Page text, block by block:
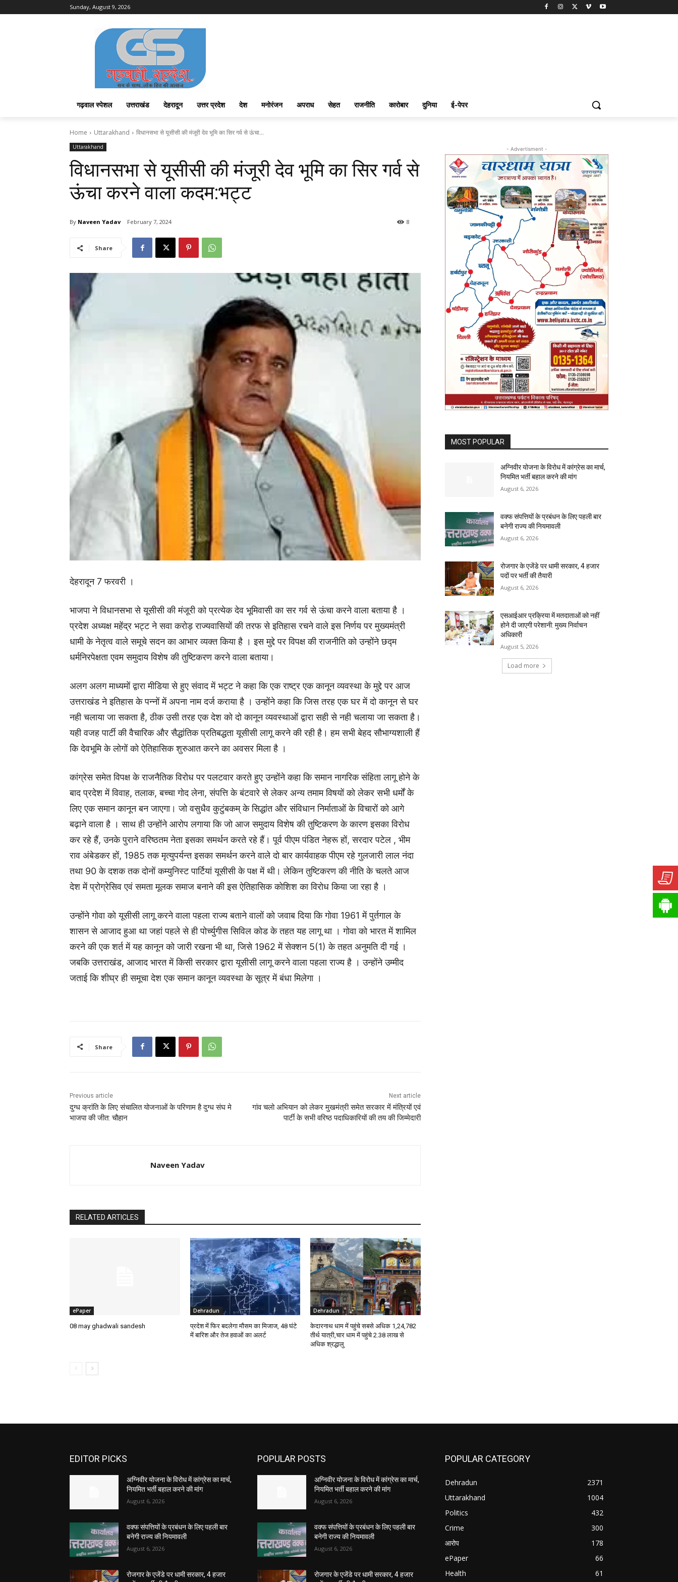
Sunday, August 9, 2026
गढ़वाल स्पेशल उत्तराखंड देहरादून उत्तर प्रदेश देश मनोरंजन अपराध सेहत राजनीति कारोबार दुनिया ई-पेपर
Home Uttarakhand विधानसभा से यूसीसी की मंजूरी देव भूमि का सिर गर्व से ऊंचा...
Uttarakhand
विधानसभा से यूसीसी की मंजूरी देव भूमि का सिर गर्व से
ऊंचा करने वाला कदम:भट्ट
By Naveen Yadav February 7, 2024 8
Share
देहरादून 7 फरवरी ।
भाजपा ने विधानसभा से यूसीसी की मंजूरी को प्रत्येक देव भूमिवासी का सर गर्व से ऊंचा करने वाला बताया है ।
प्रदेश अध्यक्ष महेंद्र भट्ट ने सवा करोड़ राज्यवासियों की तरफ से इतिहास रचने वाले इस निर्णय पर मुख्यमंत्री
धामी के नेतृत्व वाले समूचे सदन का आभार व्यक्त किया है । इस मुद्दे पर विपक्ष की राजनीति को उन्होंने छद्म
धर्मनिरपेक्षता एवम समुदाय विशेष की तुष्टिकरण करने वाला बताया।
अलग अलग माध्यमों द्वारा मीडिया से हुए संवाद में भट्ट ने कहा कि एक राष्ट्र एक कानून व्यवस्था के मुद्दे पर आज
उत्तराखंड ने इतिहास के पन्नों में अपना नाम दर्ज कराया है । उन्होंने कहा कि जिस तरह एक घर में दो कानून से घर
नही चलाया जा सकता है, ठीक उसी तरह एक देश को दो कानून व्यवस्थाओं द्वारा सही से नही चलाया जा सकता है।
यही वजह पार्टी की वैचारिक और सैद्धांतिक प्रतिबद्धता यूसीसी लागू करने की रही है। हम सभी बेहद सौभाग्यशाली हैं
कि देवभूमि के लोगों को ऐतिहासिक शुरुआत करने का अवसर मिला है ।
कांग्रेस समेत विपक्ष के राजनैतिक विरोध पर पलटवार करते हुए उन्होंने कहा कि समान नागरिक संहिता लागू होने के
बाद प्रदेश में विवाह, तलाक, बच्चा गोद लेना, संपत्ति के बंटवारे से लेकर अन्‍य तमाम विषयों को लेकर सभी धर्मों के
लिए एक समान कानून बन जाएगा। जो वसुधैव कुटुंबकम् के सिद्धांत और संविधान निर्माताओं के विचारों को आगे
बढ़ाने वाला है । साथ ही उन्होंने आरोप लगाया कि जो आज समुदाय विशेष की तुष्टिकरण के कारण इसका विरोध
कर रहे हैं, उनके पुराने वरिष्ठतम नेता इसका समर्थन करते रहे हैं। पूर्व पीएम पंडित नेहरू हों, सरदार पटेल , भीम
राव अंबेडकर हों, 1985 तक मृत्युपर्यन्त इसका समर्थन करने वाले दो बार कार्यवाहक पीएम रहे गुलजारी लाल नंदा
तथा 90 के दशक तक दोनों कम्युनिस्ट पार्टियां यूसीसी के पक्ष में थी। लेकिन तुष्टिकरण की नीति के चलते आज
देश में प्रोग्रेसिव एवं समता मूलक समाज बनाने की इस ऐतिहासिक कोशिश का विरोध किया जा रहा है ।
उन्होंने गोवा को यूसीसी लागू करने वाला पहला राज्य बताने वालों को जवाब दिया कि गोवा 1961 में पुर्तगाल के
शासन से आजाद हुआ था जहां पहले से ही पोर्च्युगीस सिविल कोड के तहत यह लागू था । गोवा को भारत में शामिल
करने की एक शर्त में यह कानून को जारी रखना भी था, जिसे 1962 में सेक्शन 5(1) के तहत अनुमति दी गई ।
जबकि उत्तराखंड, आजाद भारत में किसी सरकार द्वारा यूसीसी लागू करने वाला पहला राज्य है । उन्होंने उम्मीद
जताई कि शीघ्र ही समूचा देश एक समान कानून व्यवस्था के सूत्र में बंधा मिलेगा ।
Share
Previous article
दुग्ध क्रांति के लिए संचालित योजनाओं के परिणाम है दुग्ध संघ मे
भाजपा की जीत: चौहान
Next article
गांव चलो अभियान को लेकर मुखमंत्री समेत सरकार में मंत्रियों एवं
पार्टी के सभी वरिष्ठ पदाधिकारियों की तय की जिम्मेदारी
Naveen Yadav
RELATED ARTICLES
ePaper
08 may ghadwali sandesh
Dehradun
प्रदेश में फिर बदलेगा मौसम का मिजाज, 48 घंटे
में बारिश और तेज हवाओं का अलर्ट
Dehradun
केदारनाथ धाम में पहुंचे सबसे अधिक 1,24,782
तीर्थ यात्री,चार धाम में पहुंचे 2.38 लाख से
अधिक श्रद्धालु
- Advertisment -
MOST POPULAR
अग्निवीर योजना के विरोध में कांग्रेस का मार्च,
नियमित भर्ती बहाल करने की मांग
August 6, 2026
वक्फ संपत्तियों के प्रबंधन के लिए पहली बार
बनेगी राज्य की नियमावली
August 6, 2026
रोजगार के एजेंडे पर धामी सरकार, 4 हजार
पदों पर भर्ती की तैयारी
August 6, 2026
एसआईआर प्रक्रिया में मतदाताओं को नहीं
होने दी जाएगी परेशानी: मुख्य निर्वाचन
अधिकारी
August 5, 2026
Load more
EDITOR PICKS
अग्निवीर योजना के विरोध में कांग्रेस का मार्च,
नियमित भर्ती बहाल करने की मांग
August 6, 2026
वक्फ संपत्तियों के प्रबंधन के लिए पहली बार
बनेगी राज्य की नियमावली
August 6, 2026
रोजगार के एजेंडे पर धामी सरकार, 4 हजार
POPULAR POSTS
अग्निवीर योजना के विरोध में कांग्रेस का मार्च,
नियमित भर्ती बहाल करने की मांग
August 6, 2026
वक्फ संपत्तियों के प्रबंधन के लिए पहली बार
बनेगी राज्य की नियमावली
August 6, 2026
रोजगार के एजेंडे पर धामी सरकार, 4 हजार
POPULAR CATEGORY
Dehradun
2371
Uttarakhand
1004
Politics
432
Crime
300
आरोप
178
ePaper
66
Health
61